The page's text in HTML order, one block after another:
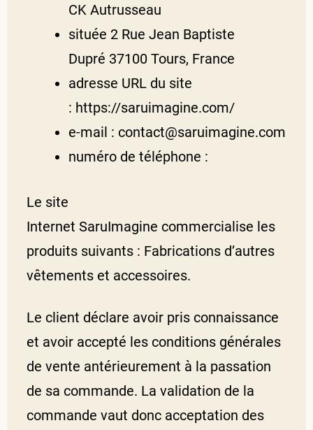
CK Autrusseau
située 2 Rue Jean Baptiste
Dupré 37100 Tours, France
adresse URL du site
: https://saruimagine.com/
e-mail : contact@saruimagine.com
numéro de téléphone :
Le site
Internet SaruImagine commercialise les
produits suivants : Fabrications d’autres
vêtements et accessoires.
Le client déclare avoir pris connaissance
et avoir accepté les conditions générales
de vente antérieurement à la passation
de sa commande. La validation de la
commande vaut donc acceptation des